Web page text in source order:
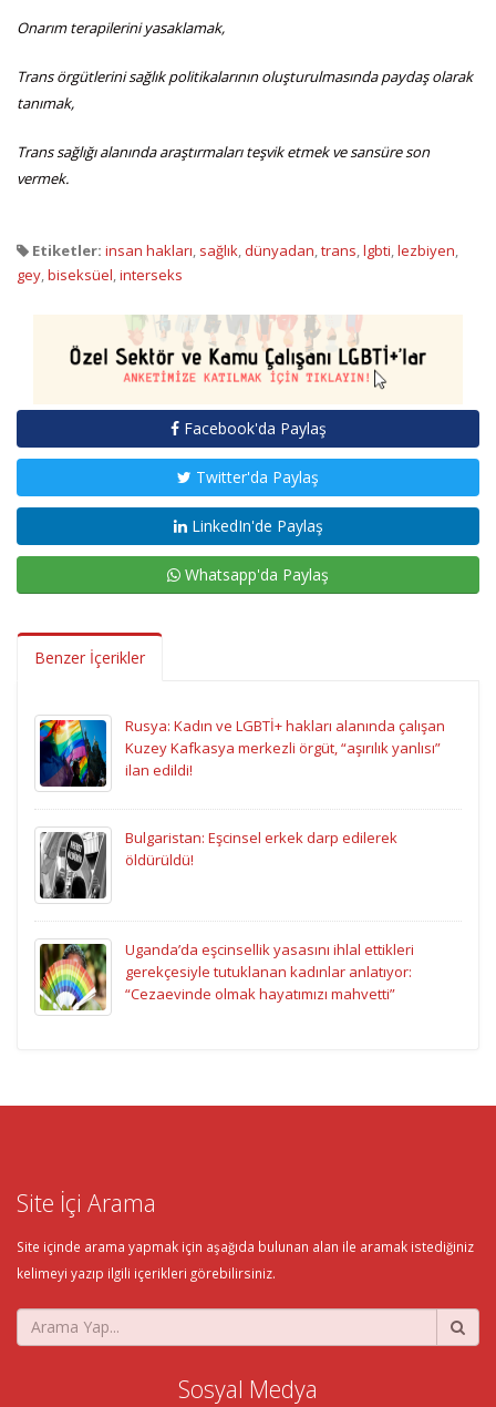
Onarım terapilerini yasaklamak,
Trans örgütlerini sağlık politikalarının oluşturulmasında paydaş olarak
tanımak,
Trans sağlığı alanında araştırmaları teşvik etmek ve sansüre son
vermek.
Etiketler: insan hakları, sağlık,dünyadan,trans,lgbti,lezbiyen,
gey,biseksüel,interseks
Facebook'da Paylaş
Twitter'da Paylaş
LinkedIn'de Paylaş
Whatsapp'da Paylaş
Benzer İçerikler
Rusya: Kadın ve LGBTİ+ hakları alanında çalışan
Kuzey Kafkasya merkezli örgüt, “aşırılık yanlısı”
ilan edildi!
Bulgaristan: Eşcinsel erkek darp edilerek
öldürüldü!
Uganda’da eşcinsellik yasasını ihlal ettikleri
gerekçesiyle tutuklanan kadınlar anlatıyor:
“Cezaevinde olmak hayatımızı mahvetti”
Site İçi Arama
Site içinde arama yapmak için aşağıda bulunan alan ile aramak istediğiniz
kelimeyi yazıp ilgili içerikleri görebilirsiniz.
Sosyal Medya